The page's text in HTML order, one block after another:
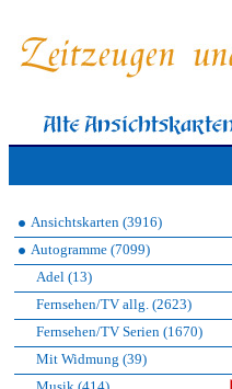
Ansichtskarten (3916)
Autogramme (7099)
Adel (13)
Fernsehen/TV allg. (2623)
Fernsehen/TV Serien (1670)
Mit Widmung (39)